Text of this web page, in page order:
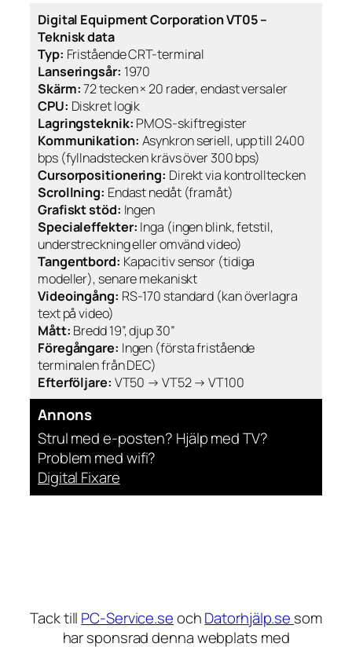
Digital Equipment Corporation VT05 –
Teknisk data
Typ: Fristående CRT-terminal
Lanseringsår: 1970
Skärm:72 tecken × 20 rader, endast versaler
CPU: Diskret logik
Lagringsteknik: PMOS-skiftregister
Kommunikation: Asynkron seriell, upp till 2400
bps (fyllnadstecken krävs över 300 bps)
Cursorpositionering: Direkt via kontrolltecken
Scrollning: Endast nedåt (framåt)
Grafiskt stöd: Ingen
Specialeffekter: Inga (ingen blink, fetstil,
understreckning eller omvänd video)
Tangentbord: Kapacitiv sensor (tidiga
modeller), senare mekaniskt
Videoingång: RS-170 standard (kan överlagra
text på video)
Mått: Bredd 19”, djup 30”
Föregångare: Ingen (första fristående
terminalen från DEC)
Efterföljare: VT50 → VT52 → VT100
Annons
Strul med e-posten? Hjälp med TV?
Problem med wifi?
Digital Fixare
Tack till PC-Service.seochDatorhjälp.se som
har sponsrad denna webplats med